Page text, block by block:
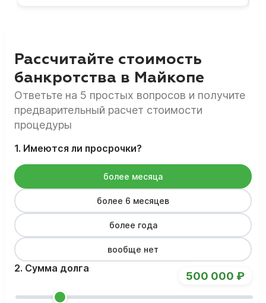
Рассчитайте стоимость
банкротства в Майкопе
Ответьте на 5 простых вопросов и получите
предварительный расчет стоимости
процедуры
1. Имеются ли просрочки?
более месяца
более 6 месяцев
более года
вообще нет
2. Сумма долга
500 000 ₽